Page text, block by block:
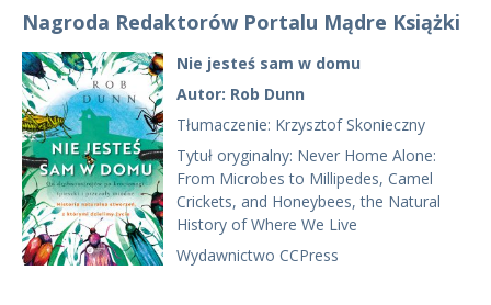
Nagroda Redaktorów Portalu Mądre Książki
Nie jesteś sam w domu
Autor: Rob Dunn
Tłumaczenie: Krzysztof Skonieczny
Tytuł oryginalny: Never Home Alone:
From Microbes to Millipedes, Camel
Crickets, and Honeybees, the Natural
History of Where We Live
Wydawnictwo CCPress